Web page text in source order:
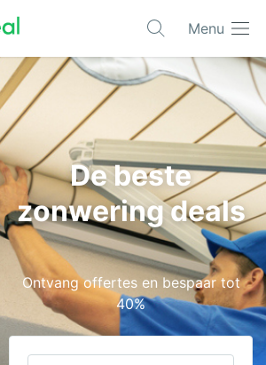
Menu
De beste
zonwering deals
Ontvang offertes en bespaar tot
40%